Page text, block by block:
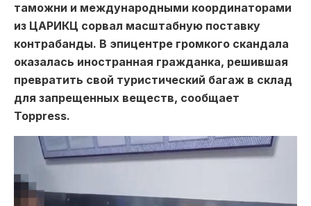
таможни и международными координаторами
из ЦАРИКЦ сорвал масштабную поставку
контрабанды. В эпицентре громкого скандала
оказалась иностранная гражданка, решившая
превратить свой туристический багаж в склад
для запрещенных веществ, сообщает
Toppress.